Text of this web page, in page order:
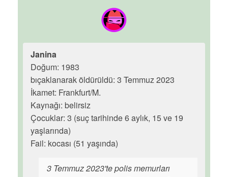
Janina
Doğum: 1983
bıçaklanarak öldürüldü: 3 Temmuz 2023
İkamet: Frankfurt/M.
Kaynağı: belirsiz
Çocuklar: 3 (suç tarihinde 6 aylık, 15 ve 19
yaşlarında)
Fail: kocası (51 yaşında)
3 Temmuz 2023'te polis memurları